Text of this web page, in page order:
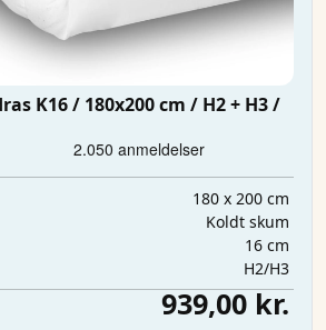
K16 / 180x200 cm / H2 + H3 /
180 x 200 cm
Koldt skum
16 cm
H2/H3
939,00 kr.